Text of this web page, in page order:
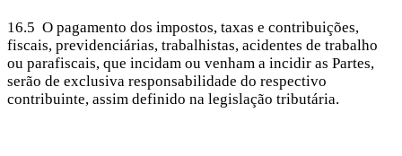
16.5 O pagamento dos impostos, taxas e contribuições,
fiscais, previdenciárias, trabalhistas, acidentes de trabalho
ou parafiscais, que incidam ou venham a incidir as Partes,
serão de exclusiva responsabilidade do respectivo
contribuinte, assim definido na legislação tributária.